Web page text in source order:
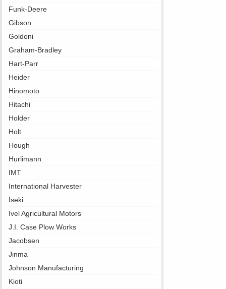
Funk-Deere
Gibson
Goldoni
Graham-Bradley
Hart-Parr
Heider
Hinomoto
Hitachi
Holder
Holt
Hough
Hurlimann
IMT
International Harvester
Iseki
Ivel Agricultural Motors
J.I. Case Plow Works
Jacobsen
Jinma
Johnson Manufacturing
Kioti